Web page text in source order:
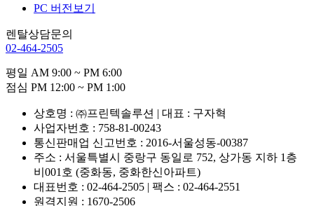
PC 버전보기
렌탈상담문의
02-464-2505
평일 AM 9:00 ~ PM 6:00
점심 PM 12:00 ~ PM 1:00
상호명 : ㈜프린텍솔루션 | 대표 : 구자혁
사업자번호 : 758-81-00243
통신판매업 신고번호 : 2016-서울성동-00387
주소 : 서울특별시 중랑구 동일로 752, 상가동 지하 1층
비001호 (중화동, 중화한신아파트)
대표번호 : 02-464-2505 | 팩스 : 02-464-2551
원격지원 : 1670-2506